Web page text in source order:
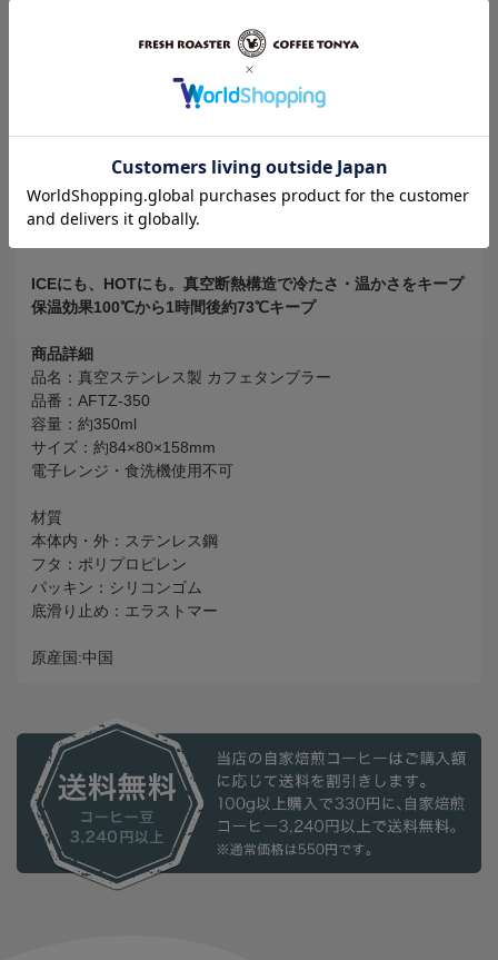
303891
いものは温かい状態を保ちます。 冷たいものを入れても結露
せず、温かいものを入れても外側は熱くならないので、持ちや
すいです。 ワンタッチで開けられるふた付きで、底面には滑
ICEにも、HOTにも。真空断熱構造で冷たさ・温かさをキープ
保温効果100℃から1時間後約73℃キープ
商品詳細
品名：真空ステンレス製 カフェタンブラー
品番：AFTZ-350
容量：約350ml
サイズ：約84×80×158mm
電子レンジ・食洗機使用不可
材質
本体内・外：ステンレス鋼
フタ：ポリプロピレン
パッキン：シリコンゴム
底滑り止め：エラストマー
原産国:中国